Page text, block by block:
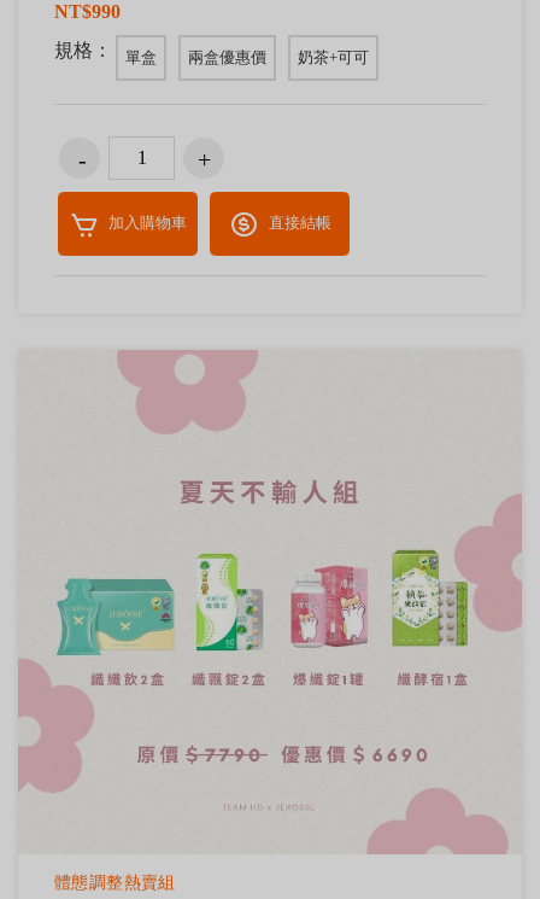
NT$990
規格：
單盒 兩盒優惠價 奶茶+可可
加入購物車 直接結帳
體態調整熱賣組